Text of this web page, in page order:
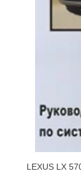
LEXUS LX